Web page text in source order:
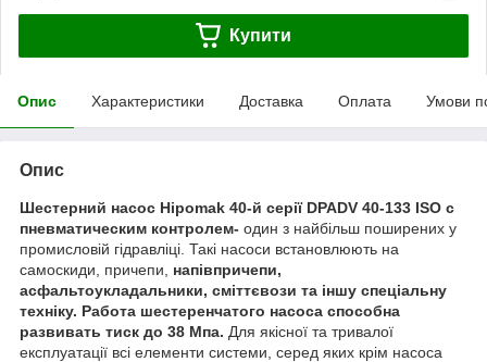
Купити
Опис Характеристики Доставка Оплата Умови
Опис
Шестерний насос Hipomak 40-й серії DPADV 40-133 ISO с
пневматическим контролем- один з найбільш поширених у
промисловій гідравліці. Такі насоси встановлюють на
самоскиди, причепи, напівпричепи,
асфальтоукладальники, сміттєвози та іншу спеціальну
техніку. Работа шестеренчатого насоса способна
развивать тиск до 38 Мпа. Для якісної та тривалої
експлуатації всі елементи системи, серед яких крім насоса